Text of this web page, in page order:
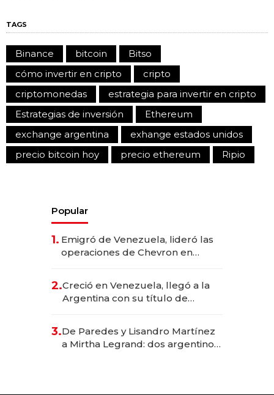
TAGS
Binance bitcoin
Bitso
cómo invertir en cripto
cripto
criptomonedas
estrategia para invertir en cripto
Estrategias de inversión
Ethereum
exchange argentina
exhange estados unidos
precio bitcoin hoy
precio ethereum Ripio
Popular
1. Emigró de Venezuela, lideró las
operaciones de Chevron en
2.Creció en Venezuela, llegó a la
Argentina con su título de
las marcas "fast premium"
3.De Paredes y Lisandro Martínez
a Mirtha Legrand: dos argentinos